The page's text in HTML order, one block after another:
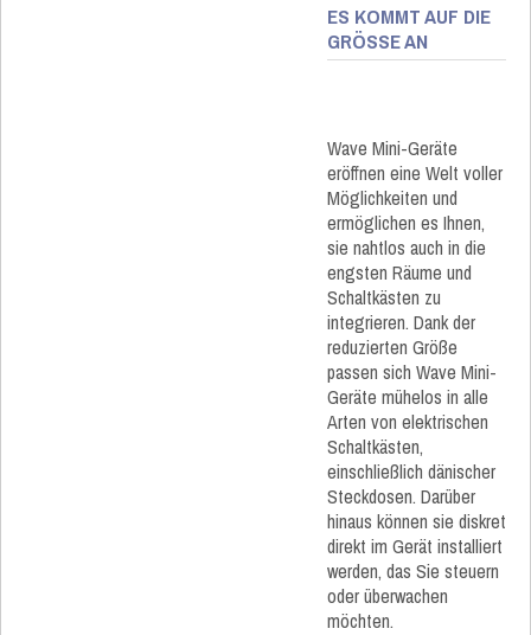
ES KOMMT AUF DIE
GRÖSSE AN​
Wave Mini-Geräte
eröffnen eine Welt voller
Möglichkeiten und
ermöglichen es Ihnen,
sie nahtlos auch in die
engsten Räume und
Schaltkästen zu
integrieren. Dank der
reduzierten Größe
passen sich Wave Mini-
Geräte mühelos in alle
Arten von elektrischen
Schaltkästen,
einschließlich dänischer
Steckdosen. Darüber
hinaus können sie diskret
direkt im Gerät installiert
werden, das Sie steuern
oder überwachen
möchten.